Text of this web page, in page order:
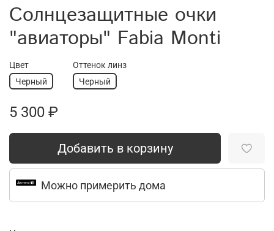
Солнцезащитные очки
"авиаторы" Fabia Monti
Цвет
Черный
Оттенок линз
Черный
5 300 ₽
Добавить в корзину
Можно примерить дома